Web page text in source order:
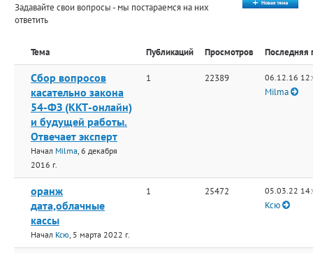
Задавайте свои вопросы - мы постараемся на них
ответить
Тема Публикаций Просмотров Последняя
Сбор вопросов
касательно закона
54-ФЗ (ККТ-онлайн)
и будущей работы.
Отвечает эксперт
Начал Milma, 6 декабря
2016 г.
1 22389 06.12.16
Milma
оранж
дата,облачные
кассы
Начал Ксю, 5 марта 2022 г.
1 25472 05.03.22
Ксю